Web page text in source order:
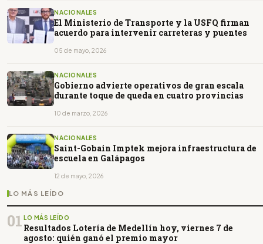
NACIONALES
El Ministerio de Transporte y la USFQ firman
acuerdo para intervenir carreteras y puentes
05 de mayo, 2026
NACIONALES
Gobierno advierte operativos de gran escala
durante toque de queda en cuatro provincias
10 de marzo, 2026
NACIONALES
Saint-Gobain Imptek mejora infraestructura de
escuela en Galápagos
12 de mayo, 2026
LO MÁS LEÍDO
01 LO MÁS LEÍDO
Resultados Lotería de Medellín hoy, viernes 7 de
agosto: quién ganó el premio mayor